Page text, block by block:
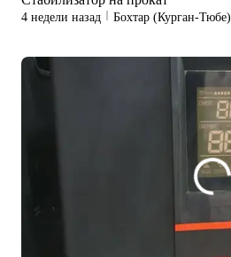
4 недели назад Бохтар (Курган-Тюбе)